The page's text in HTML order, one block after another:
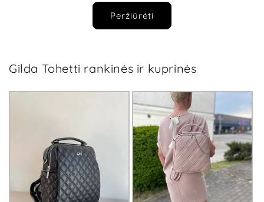
Peržiūrėti
Gilda Tohetti rankinės ir kuprinės